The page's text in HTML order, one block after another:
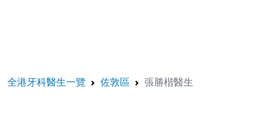
全港牙科醫生一覽 佐敦區 張勝楷醫生